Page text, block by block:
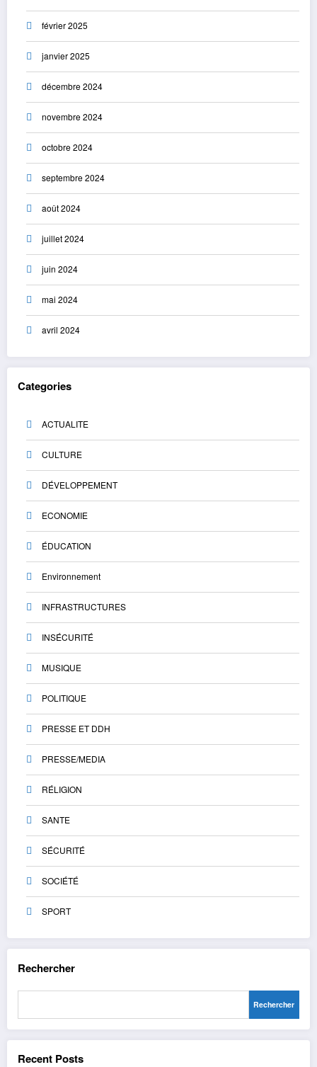
février 2025
janvier 2025
décembre 2024
novembre 2024
octobre 2024
septembre 2024
août 2024
juillet 2024
juin 2024
mai 2024
avril 2024
Categories
ACTUALITE
CULTURE
DÉVELOPPEMENT
ECONOMIE
ÉDUCATION
Environnement
INFRASTRUCTURES
INSÉCURITÉ
MUSIQUE
POLITIQUE
PRESSE ET DDH
PRESSE/MEDIA
RÉLIGION
SANTE
SÉCURITÉ
SOCIÉTÉ
SPORT
Rechercher
Rechercher
Recent Posts